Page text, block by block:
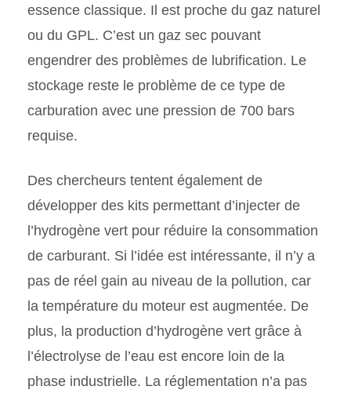
essence classique. Il est proche du gaz naturel
ou du GPL. C’est un gaz sec pouvant
engendrer des problèmes de lubrification. Le
stockage reste le problème de ce type de
carburation avec une pression de 700 bars
requise.
Des chercheurs tentent également de
développer des kits permettant d’injecter de
l’hydrogène vert pour réduire la consommation
de carburant. Si l’idée est intéressante, il n’y a
pas de réel gain au niveau de la pollution, car
la température du moteur est augmentée. De
plus, la production d’hydrogène vert grâce à
l’électrolyse de l’eau est encore loin de la
phase industrielle. La réglementation n’a pas